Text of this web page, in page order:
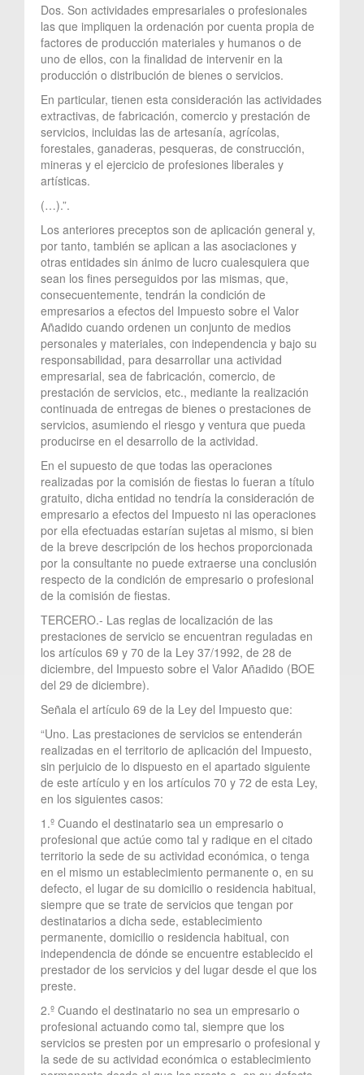
Dos. Son actividades empresariales o profesionales
las que impliquen la ordenación por cuenta propia de
factores de producción materiales y humanos o de
uno de ellos, con la finalidad de intervenir en la
producción o distribución de bienes o servicios.
En particular, tienen esta consideración las actividades
extractivas, de fabricación, comercio y prestación de
servicios, incluidas las de artesanía, agrícolas,
forestales, ganaderas, pesqueras, de construcción,
mineras y el ejercicio de profesiones liberales y
artísticas.
(…).”.
Los anteriores preceptos son de aplicación general y,
por tanto, también se aplican a las asociaciones y
otras entidades sin ánimo de lucro cualesquiera que
sean los fines perseguidos por las mismas, que,
consecuentemente, tendrán la condición de
empresarios a efectos del Impuesto sobre el Valor
Añadido cuando ordenen un conjunto de medios
personales y materiales, con independencia y bajo su
responsabilidad, para desarrollar una actividad
empresarial, sea de fabricación, comercio, de
prestación de servicios, etc., mediante la realización
continuada de entregas de bienes o prestaciones de
servicios, asumiendo el riesgo y ventura que pueda
producirse en el desarrollo de la actividad.
En el supuesto de que todas las operaciones
realizadas por la comisión de fiestas lo fueran a título
gratuito, dicha entidad no tendría la consideración de
empresario a efectos del Impuesto ni las operaciones
por ella efectuadas estarían sujetas al mismo, si bien
de la breve descripción de los hechos proporcionada
por la consultante no puede extraerse una conclusión
respecto de la condición de empresario o profesional
de la comisión de fiestas.
TERCERO.- Las reglas de localización de las
prestaciones de servicio se encuentran reguladas en
los artículos 69 y 70 de la Ley 37/1992, de 28 de
diciembre, del Impuesto sobre el Valor Añadido (BOE
del 29 de diciembre).
Señala el artículo 69 de la Ley del Impuesto que:
“Uno. Las prestaciones de servicios se entenderán
realizadas en el territorio de aplicación del Impuesto,
sin perjuicio de lo dispuesto en el apartado siguiente
de este artículo y en los artículos 70 y 72 de esta Ley,
en los siguientes casos:
1.º Cuando el destinatario sea un empresario o
profesional que actúe como tal y radique en el citado
territorio la sede de su actividad económica, o tenga
en el mismo un establecimiento permanente o, en su
defecto, el lugar de su domicilio o residencia habitual,
siempre que se trate de servicios que tengan por
destinatarios a dicha sede, establecimiento
permanente, domicilio o residencia habitual, con
independencia de dónde se encuentre establecido el
prestador de los servicios y del lugar desde el que los
preste.
2.º Cuando el destinatario no sea un empresario o
profesional actuando como tal, siempre que los
servicios se presten por un empresario o profesional y
la sede de su actividad económica o establecimiento